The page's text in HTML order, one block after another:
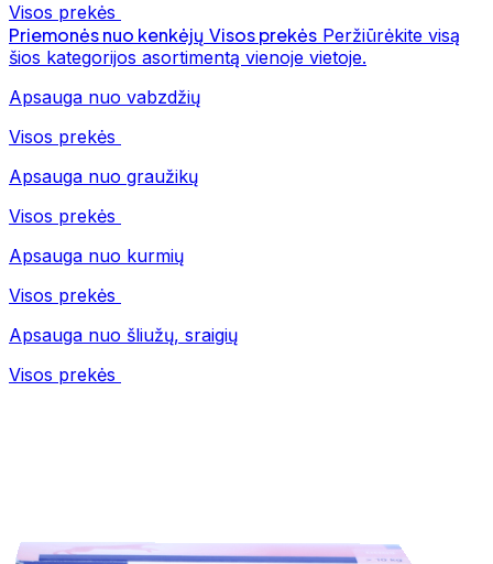
Visos prekės
Priemonės nuo kenkėjų Visos prekės Peržiūrėkite visą
šios kategorijos asortimentą vienoje vietoje.
Apsauga nuo vabzdžių
Visos prekės
Apsauga nuo graužikų
Visos prekės
Apsauga nuo kurmių
Visos prekės
Apsauga nuo šliužų, sraigių
Visos prekės